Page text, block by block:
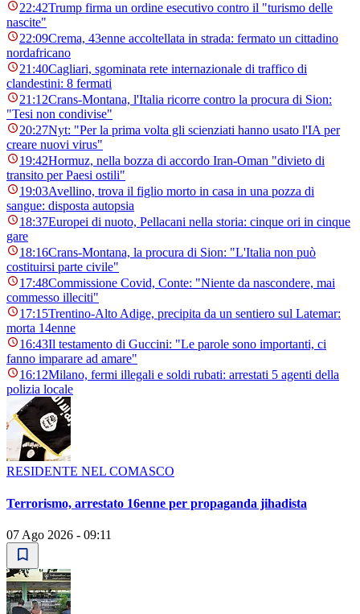
22:42Trump firma un ordine esecutivo contro il "turismo delle
nascite"
22:09Crema, 43enne accoltellata in strada: fermato un cittadino
nordafricano
21:40Cagliari, sgominata rete internazionale di traffico di
clandestini: 8 fermati
21:12Crans-Montana, l'Italia ricorre contro la procura di Sion:
"Tesi non condivise"
20:27Nyt: "Per la prima volta gli scienziati hanno usato l'IA per
creare nuovi virus"
19:42Hormuz, nella bozza di accordo Iran-Oman "divieto di
transito per Paesi ostili"
19:03Avellino, trova il figlio morto in casa in una pozza di
sangue: disposta autopsia
18:37Europei di nuoto, Pellacani nella storia: cinque ori in cinque
gare
18:16Crans-Montana, la procura di Sion: "L'Italia non può
costituirsi parte civile"
17:48Commissione Covid, Conte: "Niente da nascondere, mai
commesso illeciti"
17:15Trentino-Alto Adige, precipita da un sentiero sul Latemar:
morta 14enne
16:43Il testamento di Guccini: "Le parole sono importanti, ci
fanno imparare ad amare"
16:12Milano, fermi illegali e soldi rubati: arrestati 5 agenti della
polizia locale
RESIDENTE NEL COMASCO
Terrorismo, arrestato 16enne per propaganda jihadista
07 Ago 2026 - 09:11